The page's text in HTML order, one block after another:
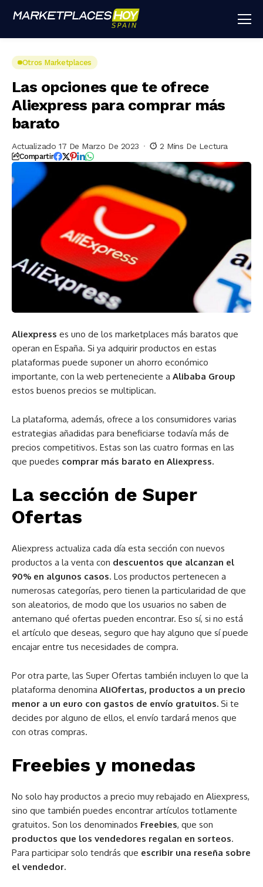
Otros Marketplaces
Las opciones que te ofrece
Aliexpress para comprar más
barato
Actualizado 17 De Marzo De 2023 2 Mins De Lectura
Compartir
Aliexpress es uno de los marketplaces más baratos que
operan en España. Si ya adquirir productos en estas
plataformas puede suponer un ahorro económico
importante, con la web perteneciente a Alibaba Group
estos buenos precios se multiplican.
La plataforma, además, ofrece a los consumidores varias
estrategias añadidas para beneficiarse todavía más de
precios competitivos. Estas son las cuatro formas en las
que puedes comprar más barato en Aliexpress.
La sección de Super
Ofertas
Aliexpress actualiza cada día esta sección con nuevos
productos a la venta con descuentos que alcanzan el
90% en algunos casos. Los productos pertenecen a
numerosas categorías, pero tienen la particularidad de que
son aleatorios, de modo que los usuarios no saben de
antemano qué ofertas pueden encontrar. Eso sí, si no está
el artículo que deseas, seguro que hay alguno que sí puede
encajar entre tus necesidades de compra.
Por otra parte, las Super Ofertas también incluyen lo que la
plataforma denomina AliOfertas, productos a un precio
menor a un euro con gastos de envío gratuitos. Si te
decides por alguno de ellos, el envío tardará menos que
con otras compras.
Freebies y monedas
No solo hay productos a precio muy rebajado en Aliexpress,
sino que también puedes encontrar artículos totlamente
gratuitos. Son los denominados Freebies, que son
productos que los vendedores regalan en sorteos.
Para participar solo tendrás que escribir una reseña sobre
el vendedor.